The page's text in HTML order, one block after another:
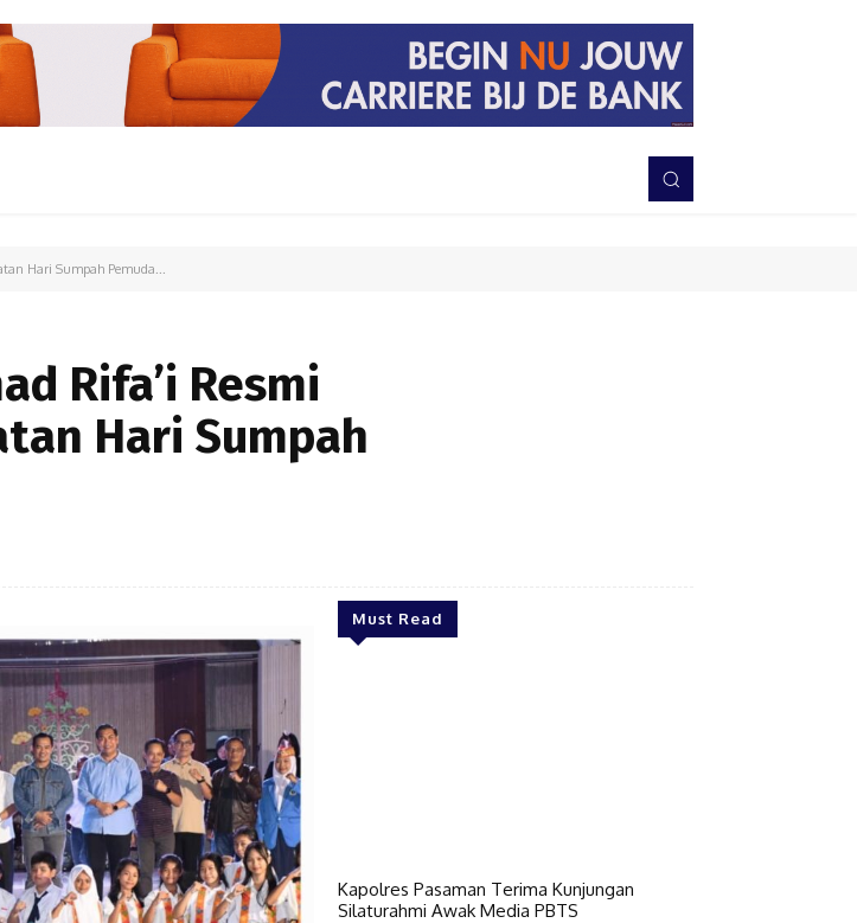
TNI-POLRI
Hari Sumpah Pemuda...
Rifa’i Resmi
Hari Sumpah
Must Read
Kapolres Pasaman Terima Kunjungan
Silaturahmi Awak Media PBTS